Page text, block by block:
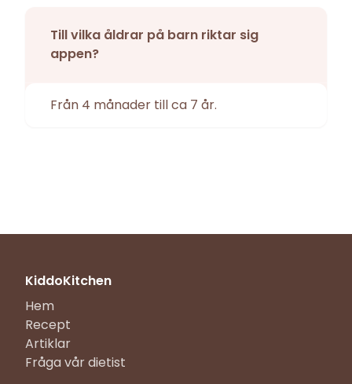
Till vilka åldrar på barn riktar sig
appen?
Från 4 månader till ca 7 år.
KiddoKitchen
Hem
Recept
Artiklar
Fråga vår dietist